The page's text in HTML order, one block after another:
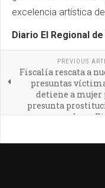
excelencia artística
Diario El Regional
PREVIOUS
Fiscalía rescata a
presuntas
detiene a mujer
presunta
agravada en